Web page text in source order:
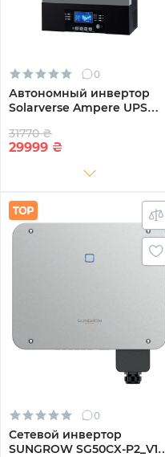
0
Автономный инвертор
Solarverse Ampere UPS
Однофазный
(SV6048UPSW)
31770 ₴
29999 ₴
0
Сетевой инвертор
SUNGROW SG50CX-P2_V12